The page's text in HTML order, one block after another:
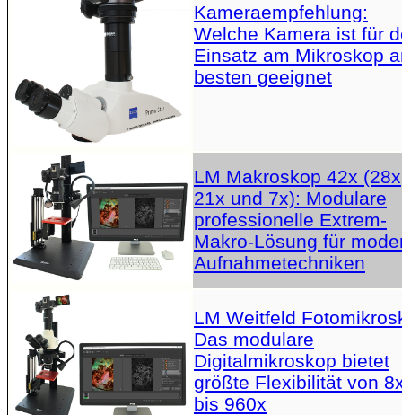
Kameraempfehlung:
Welche Kamera ist für
Einsatz am Mikroskop
besten geeignet
LM Makroskop 42x
21x und 7x): Modulare
professionelle Extrem-
Makro-Lösung für
Aufnahmetechniken
LM Weitfeld
Das modulare
Digitalmikroskop bietet
größte Flexibilität von
bis 960x